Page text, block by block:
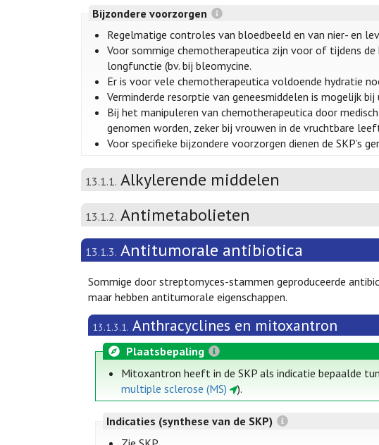
Bijzondere voorzorgen
Regelmatige controles van bloedbeeld en van nier- en
Voor sommige chemotherapeutica zijn voor of tijdens
longfunctie (bv. bij bleomycine.
Er is voor vele chemotherapeutica voldoende hydratie
Verminderde resorptie van geneesmiddelen is mogelijk
Bij het manipuleren van chemotherapeutica door
genomen worden, zeker bij vrouwen in de vruchtbare
Voor specifieke bijzondere voorzorgen dienen de SKP’s
13.1.1. Alkylerende middelen
13.1.2. Antimetabolieten
13.1.3. Antitumorale antibiotica
Sommige door streptomyces-stammen geproduceerde
maar hebben antitumorale eigenschappen.
13.1.3.1. Anthracyclines en mitoxantron
Plaatsbepaling
Mitoxantron heeft in de SKP als indicatie bepaalde
multiple sclerose (MS)
).
Indicaties (synthese van de SKP)